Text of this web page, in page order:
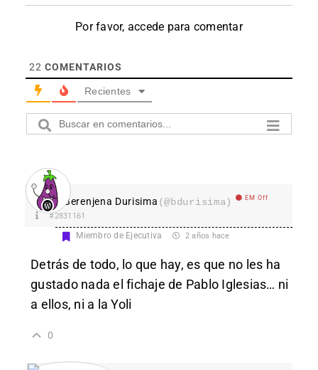
Por favor, accede para comentar
22 COMENTARIOS
Recientes
Berenjena Durisima (@bdurisima) EM Off
#2831161
Miembro de Ejecutiva 2 años hace
Detrás de todo, lo que hay, es que no les ha
gustado nada el fichaje de Pablo Iglesias… ni
a ellos, ni a la Yoli
0